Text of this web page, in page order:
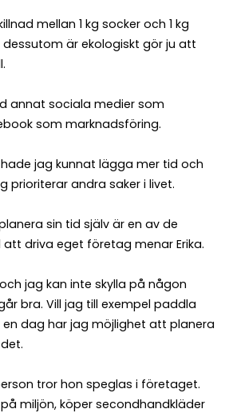
mellan 1 kg socker och 1 kg
är ekologiskt gör ju att
annat sociala medier som
som marknadsföring.
jag kunnat lägga mer tid och
prioriterar andra saker i livet.
sin tid själv är en av de
driva eget företag menar Erika.
jag kan inte skylla på någon
bra. Vill jag till exempel paddla
dag har jag möjlighet att planera
tror hon speglas i företaget.
miljön, köper secondhandkläder